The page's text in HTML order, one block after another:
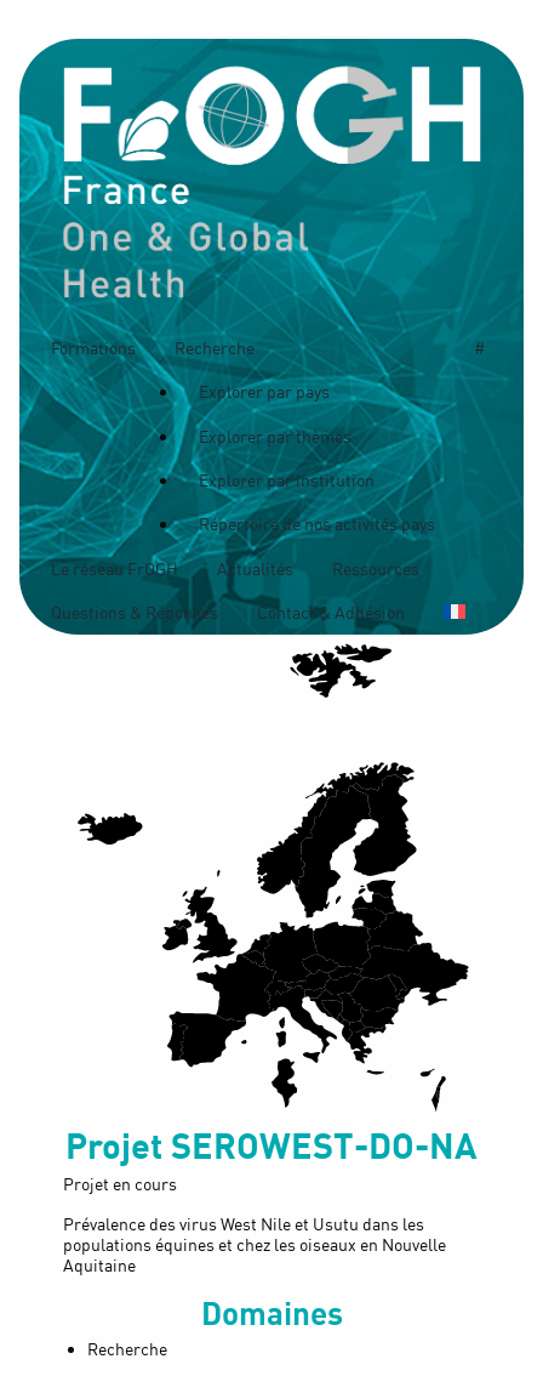
Formations Recherche
Explorer par pays
Explorer par thèmes
Explorer par institution
Répertoire de nos activités pays
#
Le réseau FrOGH Actualités Ressources
Questions & Réponses Contact & Adhésion
Projet SEROWEST-DO-NA
Projet en cours
Prévalence des virus West Nile et Usutu dans les
populations équines et chez les oiseaux en Nouvelle
Aquitaine
Domaines
Recherche